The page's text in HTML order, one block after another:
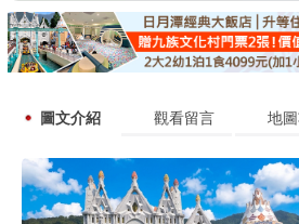
圖文介紹 觀看留言 地